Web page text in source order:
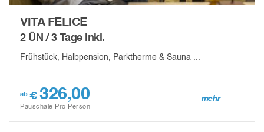
VITA FELICE
2 ÜN / 3 Tage inkl.
Frühstück, Halbpension, Parktherme & Sauna ...
ab € 326,00
Pauschale Pro Person
mehr